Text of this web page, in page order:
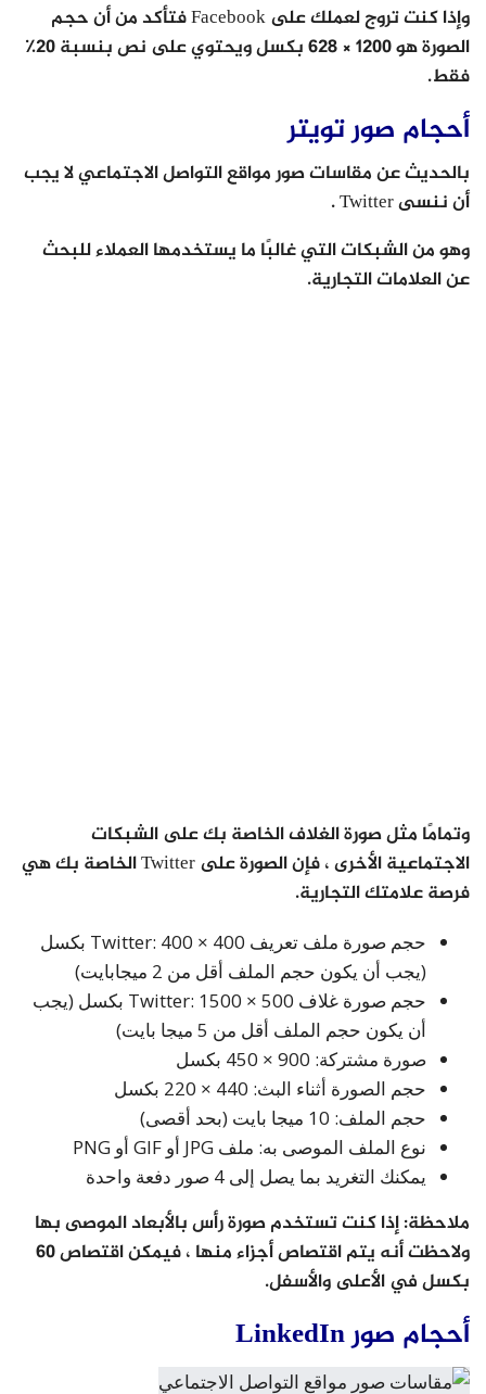
وإذا كنت تروج لعملك على Facebook فتأكد من أن حجم
الصورة هو 1200 × 628 بكسل ويحتوي على نص بنسبة 20٪
فقط.
أحجام صور تويتر
بالحديث عن مقاسات صور مواقع التواصل الاجتماعي لا يجب
أن ننسى Twitter .
وهو من الشبكات التي غالبًا ما يستخدمها العملاء للبحث
عن العلامات التجارية.
وتمامًا مثل صورة الغلاف الخاصة بك على الشبكات
الاجتماعية الأخرى ، فإن الصورة على Twitter الخاصة بك هي
فرصة علامتك التجارية.
حجم صورة ملف تعريف Twitter: 400 × 400 بكسل
(يجب أن يكون حجم الملف أقل من 2 ميجابايت)
حجم صورة غلاف Twitter: 1500 × 500 بكسل (يجب
أن يكون حجم الملف أقل من 5 ميجا بايت)
صورة مشتركة: 900 × 450 بكسل
حجم الصورة أثناء البث: 440 × 220 بكسل
حجم الملف: 10 ميجا بايت (بحد أقصى)
نوع الملف الموصى به: ملف JPG أو GIF أو PNG
يمكنك التغريد بما يصل إلى 4 صور دفعة واحدة
ملاحظة: إذا كنت تستخدم صورة رأس بالأبعاد الموصى بها
ولاحظت أنه يتم اقتصاص أجزاء منها ، فيمكن اقتصاص 60
بكسل في الأعلى والأسفل.
أحجام صور LinkedIn